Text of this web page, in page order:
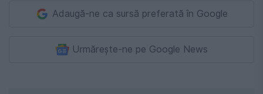
Adaugă-ne ca sursă preferată în Google
Urmărește-ne pe Google News